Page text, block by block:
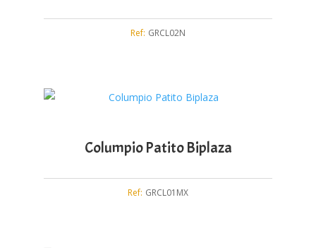
Ref: GRCL02N
Columpio Patito Biplaza
Ref: GRCL01MX